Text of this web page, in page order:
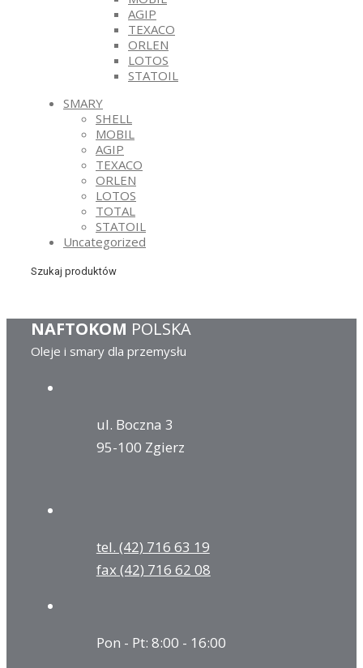
AGIP
TEXACO
ORLEN
LOTOS
STATOIL
SMARY
SHELL
MOBIL
AGIP
TEXACO
ORLEN
LOTOS
TOTAL
STATOIL
Uncategorized
Szukaj produktów
NAFTOKOM POLSKA
Oleje i smary dla przemysłu
ul. Boczna 3
95-100 Zgierz
tel. (42) 716 63 19
fax (42) 716 62 08
Pon - Pt: 8:00 - 16:00